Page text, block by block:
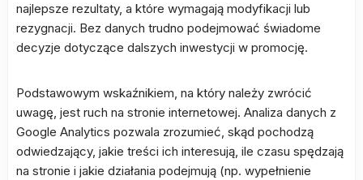
najlepsze rezultaty, a które wymagają modyfikacji lub
rezygnacji. Bez danych trudno podejmować świadome
decyzje dotyczące dalszych inwestycji w promocję.
Podstawowym wskaźnikiem, na który należy zwrócić
uwagę, jest ruch na stronie internetowej. Analiza danych z
Google Analytics pozwala zrozumieć, skąd pochodzą
odwiedzający, jakie treści ich interesują, ile czasu spędzają
na stronie i jakie działania podejmują (np. wypełnienie